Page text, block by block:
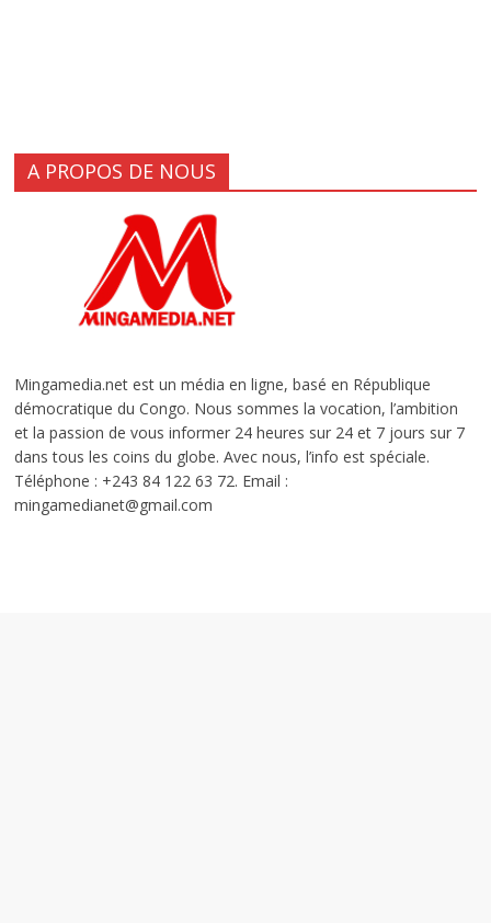
A PROPOS DE NOUS
Mingamedia.net est un média en ligne, basé en République
démocratique du Congo. Nous sommes la vocation, l’ambition
et la passion de vous informer 24 heures sur 24 et 7 jours sur 7
dans tous les coins du globe. Avec nous, l’info est spéciale.
Téléphone : +243 84 122 63 72. Email :
mingamedianet@gmail.com